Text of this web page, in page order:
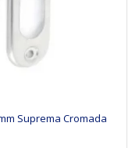
Suprema Cromada